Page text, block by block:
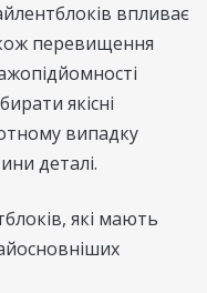
впливає
перевищення
якісні
випадку
деталі.
які мають